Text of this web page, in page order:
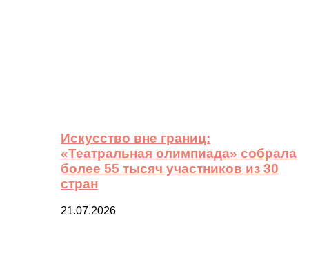
Искусство вне границ:
«Театральная олимпиада» собрала
более 55 тысяч участников из 30
стран
21.07.2026